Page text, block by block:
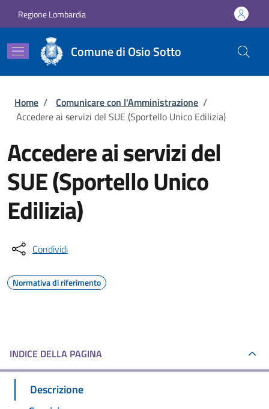
Regione Lombardia
Comune di Osio Sotto
Briciole di pane
Home / Comunicare con l'Amministrazione /
Accedere ai servizi del SUE (Sportello Unico Edilizia)
Accedere ai servizi del
SUE (Sportello Unico
Edilizia)
Condividi
Normativa di riferimento
INDICE DELLA PAGINA
Descrizione